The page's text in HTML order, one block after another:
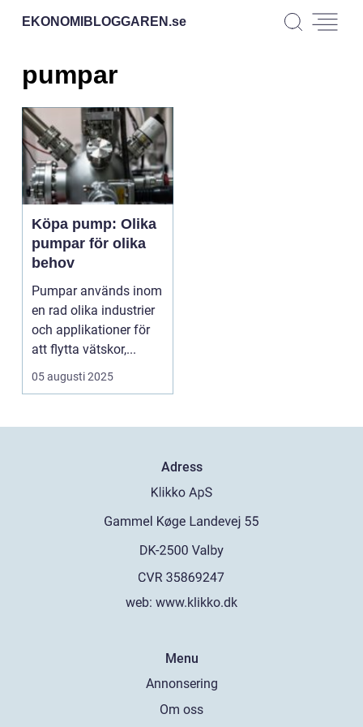
EKONOMIBLOGGAREN.se
pumpar
Köpa pump: Olika
pumpar för olika
behov
Pumpar används inom
en rad olika industrier
och applikationer för
att flytta vätskor,...
05 augusti 2025
Adress
web: www.klikko.dk
Menu
Annonsering
Om oss